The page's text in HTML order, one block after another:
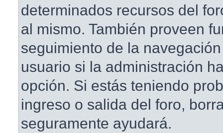
determinados recursos del
al mismo. También proveen
seguimiento de la
usuario si la administración
opción. Si estás teniendo
ingreso o salida del foro,
seguramente ayudará.